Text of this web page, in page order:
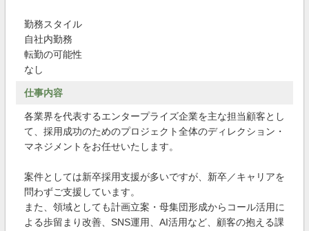
勤務スタイル
自社内勤務
転勤の可能性
なし
仕事内容
各業界を代表するエンタープライズ企業を主な担当顧客とし
て、採用成功のためのプロジェクト全体のディレクション・
マネジメントをお任せいたします。
案件としては新卒採用支援が多いですが、新卒／キャリアを
問わずご支援しています。
また、領域としても計画立案・母集団形成からコール活用に
よる歩留まり改善、SNS運用、AI活用など、顧客の抱える課